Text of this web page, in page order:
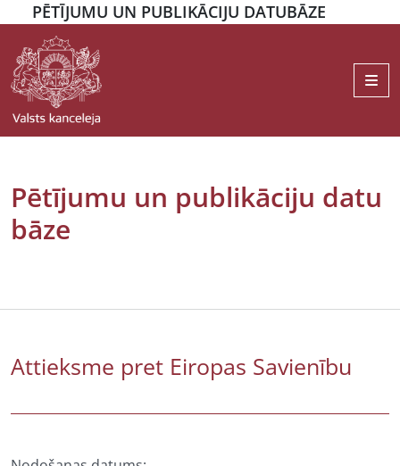
PĒTĪJUMU UN PUBLIKĀCIJU DATUBĀZE
Pētījumu un publikāciju datu
bāze
Attieksme pret Eiropas Savienību